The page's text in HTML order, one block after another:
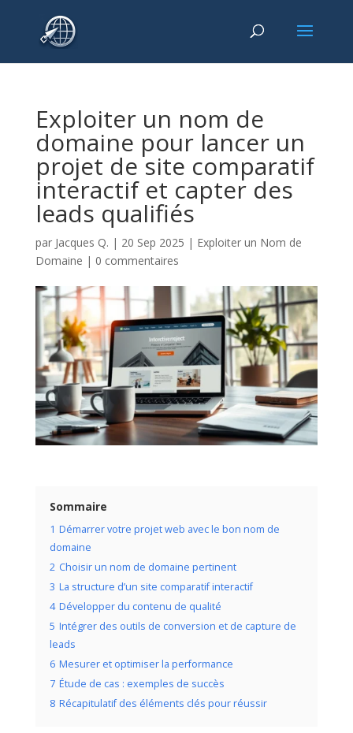
Exploiter un nom de
domaine pour lancer un
projet de site comparatif
interactif et capter des
leads qualifiés
par Jacques Q. | 20 Sep 2025 | Exploiter un Nom de
Domaine | 0 commentaires
Sommaire
1 Démarrer votre projet web avec le bon nom de
domaine
2 Choisir un nom de domaine pertinent
3 La structure d’un site comparatif interactif
4 Développer du contenu de qualité
5 Intégrer des outils de conversion et de capture de
leads
6 Mesurer et optimiser la performance
7 Étude de cas : exemples de succès
8 Récapitulatif des éléments clés pour réussir